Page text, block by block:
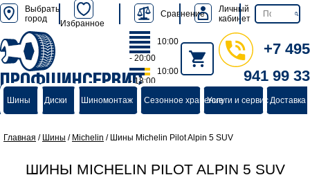
Выбрать
город
Избранное
Сравнение
Личный
кабинет
ПРОФШИНСЕРВИС
группа компаний
10:00
- 20:00
10:00
- 18:00
+7 495
941 99 33
Шины Диски Шиномонтаж Сезонное хранениеУслуги и сервисДоставка
Главная / Шины / Michelin / Шины Michelin Pilot Alpin 5 SUV
ШИНЫ MICHELIN PILOT ALPIN 5 SUV